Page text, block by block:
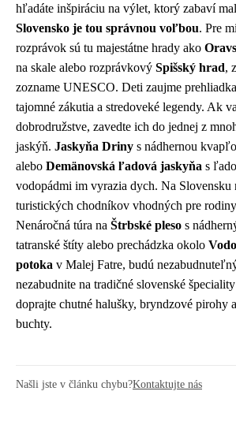
hľadáte inšpiráciu na výlet, ktorý zabaví
Slovensko je tou správnou voľbou. Pre
rozprávok sú tu majestátne hrady ako
na skale alebo rozprávkový Spišský hrad,
zozname UNESCO. Deti zaujme
tajomné zákutia a stredoveké legendy. Ak
dobrodružstve, zavedte ich do jednej z
jaskýň. Jaskyňa Driny s nádhernou
alebo Demänovská ľadová jaskyňa s
vodopádmi im vyrazia dych. Na Slovensku
turistických chodníkov vhodných pre
Nenáročná túra na Štrbské pleso s
tatranské štíty alebo prechádzka okolo
potoka v Malej Fatre, budú
nezabudnite na tradičné slovenské
doprajte chutné halušky, bryndzové pirohy
buchty.
Našli jste v článku chybu?Kontaktujte nás